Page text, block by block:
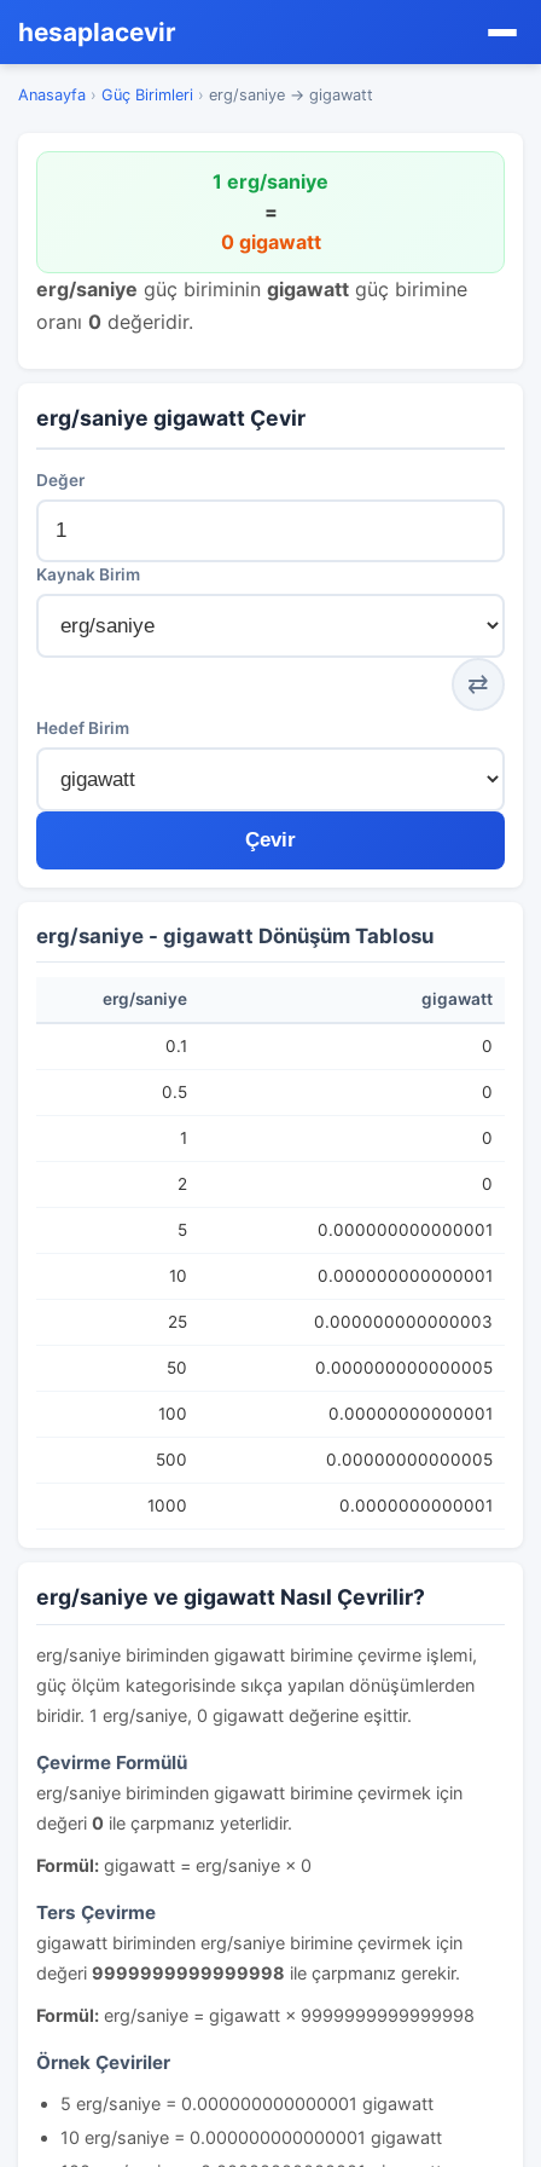
hesaplacevir
Anasayfa › Güç Birimleri › erg/saniye → gigawatt
1 erg/saniye
=
0 gigawatt
erg/saniye güç biriminin gigawatt güç birimine
oranı 0 değeridir.
erg/saniye gigawatt Çevir
Değer
Kaynak Birim
⇄
Hedef Birim
Çevir
erg/saniye - gigawatt Dönüşüm Tablosu
erg/saniye gigawatt
0.1 0
0.5 0
1 0
2 0
5 0.000000000000001
10 0.000000000000001
25 0.000000000000003
50 0.000000000000005
100 0.00000000000001
500 0.00000000000005
1000 0.0000000000001
erg/saniye ve gigawatt Nasıl Çevrilir?
erg/saniye biriminden gigawatt birimine çevirme işlemi,
güç ölçüm kategorisinde sıkça yapılan dönüşümlerden
biridir. 1 erg/saniye, 0 gigawatt değerine eşittir.
Çevirme Formülü
erg/saniye biriminden gigawatt birimine çevirmek için
değeri 0 ile çarpmanız yeterlidir.
Formül: gigawatt = erg/saniye × 0
Ters Çevirme
gigawatt biriminden erg/saniye birimine çevirmek için
değeri 9999999999999998 ile çarpmanız gerekir.
Formül: erg/saniye = gigawatt × 9999999999999998
Örnek Çeviriler
5 erg/saniye = 0.000000000000001 gigawatt
10 erg/saniye = 0.000000000000001 gigawatt